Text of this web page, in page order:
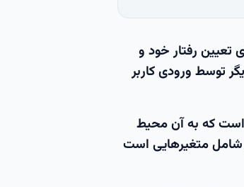
رفتار خود و
توسط ورودی کاربر
است که به آن محیط
متغیرهایی است